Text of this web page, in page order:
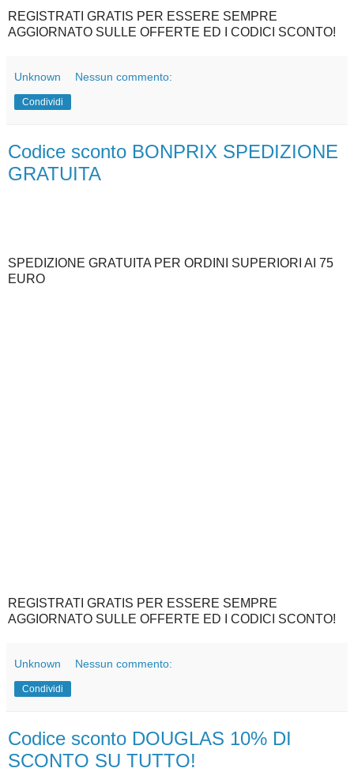
REGISTRATI GRATIS PER ESSERE SEMPRE
AGGIORNATO SULLE OFFERTE ED I CODICI SCONTO!
Unknown Nessun commento:
Condividi
Codice sconto BONPRIX SPEDIZIONE
GRATUITA
SPEDIZIONE GRATUITA PER ORDINI SUPERIORI AI 75
EURO
REGISTRATI GRATIS PER ESSERE SEMPRE
AGGIORNATO SULLE OFFERTE ED I CODICI SCONTO!
Unknown Nessun commento:
Condividi
Codice sconto DOUGLAS 10% DI
SCONTO SU TUTTO!